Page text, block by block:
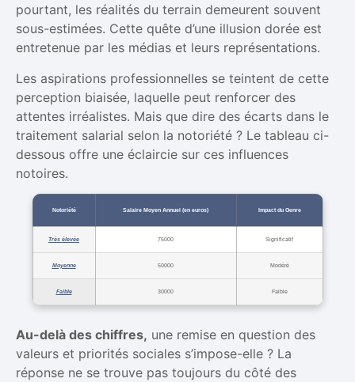
pourtant, les réalités du terrain demeurent souvent
sous-estimées. Cette quête d’une illusion dorée est
entretenue par les médias et leurs représentations.
Les aspirations professionnelles se teintent de cette
perception biaisée, laquelle peut renforcer des
attentes irréalistes. Mais que dire des écarts dans le
traitement salarial selon la notoriété ? Le tableau ci-
dessous offre une éclaircie sur ces influences
notoires.
Notoriété Salaire Moyen Annuel (en euros) Impact du Genre
Très élevée 75000 Significatif
Moyenne 50000 Modéré
Faible 30000 Faible
Au-delà des chiffres, une remise en question des
valeurs et priorités sociales s’impose-elle ? La
réponse ne se trouve pas toujours du côté des